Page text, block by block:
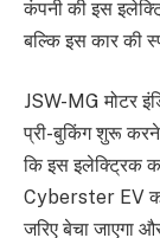
कंपनी की इस
बल्कि इस कार की
JSW-MG मोटर
प्री-बुकिंग शुरू करने
कि इस इलेक्ट्रिक
Cyberster EV
जरिए बेचा जाएगा